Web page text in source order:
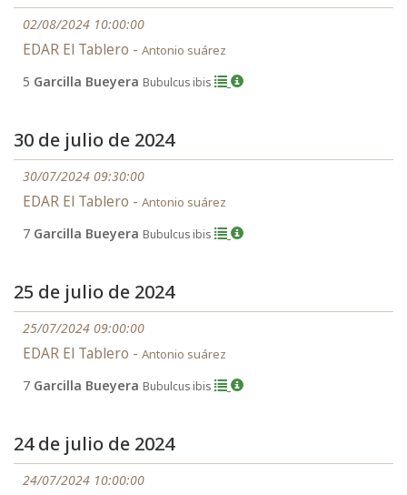
02/08/2024 10:00:00
EDAR El Tablero - Antonio suárez
5 Garcilla Bueyera Bubulcus ibis
30 de julio de 2024
30/07/2024 09:30:00
EDAR El Tablero - Antonio suárez
7 Garcilla Bueyera Bubulcus ibis
25 de julio de 2024
25/07/2024 09:00:00
EDAR El Tablero - Antonio suárez
7 Garcilla Bueyera Bubulcus ibis
24 de julio de 2024
24/07/2024 10:00:00